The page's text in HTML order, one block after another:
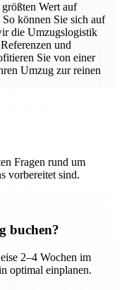
Wert auf
können Sie sich auf
die Umzugslogistik
und
Sie von einer
Umzug zur reinen
Fragen rund um
vorbereitet sind.
buchen?
2–4 Wochen im
optimal einplanen.